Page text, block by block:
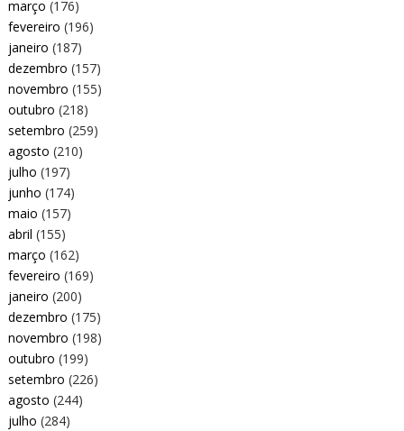
março (176)
fevereiro (196)
janeiro (187)
dezembro (157)
novembro (155)
outubro (218)
setembro (259)
agosto (210)
julho (197)
junho (174)
maio (157)
abril (155)
março (162)
fevereiro (169)
janeiro (200)
dezembro (175)
novembro (198)
outubro (199)
setembro (226)
agosto (244)
julho (284)